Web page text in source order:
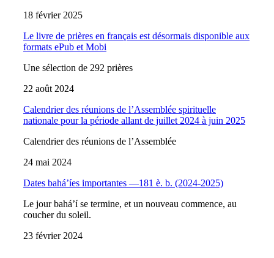
18 février 2025
Le livre de prières en français est désormais disponible aux
formats ePub et Mobi
Une sélection de 292 prières
22 août 2024
Calendrier des réunions de l’Assemblée spirituelle
nationale pour la période allant de juillet 2024 à juin 2025
Calendrier des réunions de l’Assemblée
24 mai 2024
Dates bahá’íes importantes —181 è. b. (2024-2025)
Le jour bahá’í se termine, et un nouveau commence, au
coucher du soleil.
23 février 2024